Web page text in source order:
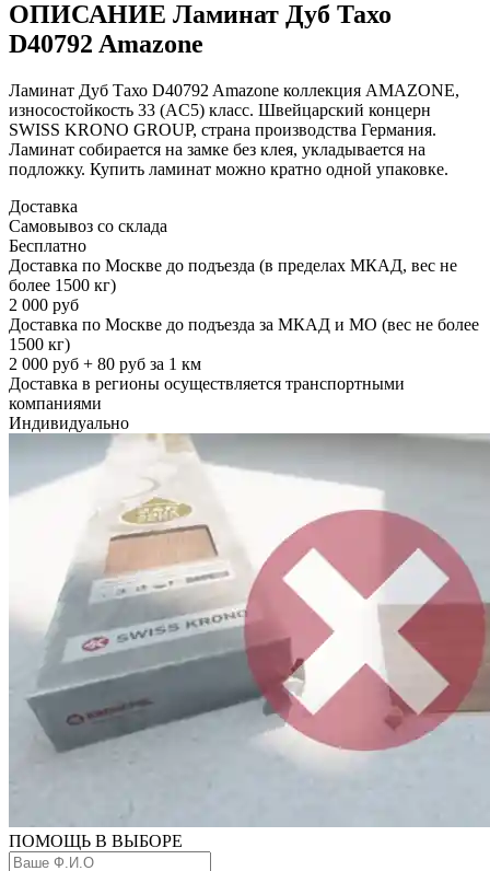
ОПИСАНИЕ Ламинат Дуб Тахо
D40792 Amazone
Ламинат Дуб Тахо D40792 Amazone коллекция AMAZONE,
износостойкость 33 (AC5) класс. Швейцарский концерн
SWISS KRONO GROUP, страна производства Германия.
Ламинат собирается на замке без клея, укладывается на
подложку. Купить ламинат можно кратно одной упаковке.
Доставка
Самовывоз со склада
Бесплатно
Доставка по Москве до подъезда (в пределах МКАД, вес не
более 1500 кг)
2 000 руб
Доставка по Москве до подъезда за МКАД и МО (вес не более
1500 кг)
2 000 руб + 80 руб за 1 км
Доставка в регионы осуществляется транспортными
компаниями
Индивидуально
ПОМОЩЬ В ВЫБОРЕ